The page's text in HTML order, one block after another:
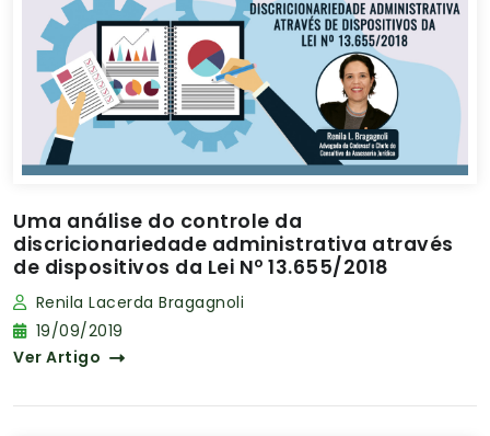
Uma análise do controle da
discricionariedade administrativa através
de dispositivos da Lei Nº 13.655/2018
Renila Lacerda Bragagnoli
19/09/2019
Ver Artigo